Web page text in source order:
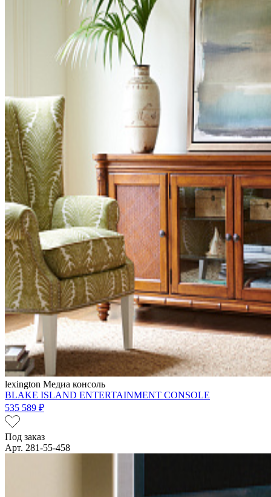
lexington Медиа консоль
BLAKE ISLAND ENTERTAINMENT CONSOLE
535 589 ₽
Под заказ
Арт. 281-55-458